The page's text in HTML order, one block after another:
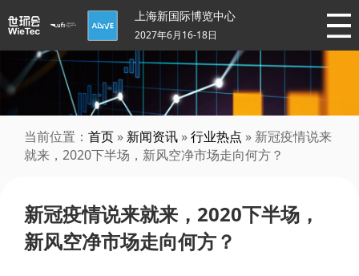
上海新国际博览中心
2027年6月16-18日
当前位置： 首页 » 新闻资讯 »行业热点 » 新冠疫情说来
就来，2020下半场，新风空净市场走向何方？
新冠疫情说来就来，2020下半场，
新风空净市场走向何方？